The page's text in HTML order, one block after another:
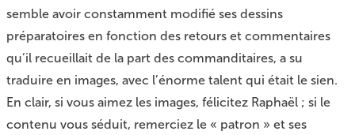
semble avoir constamment modifié ses dessins
préparatoires en fonction des retours et commentaires
qu’il recueillait de la part des commanditaires, a su
traduire en images, avec l’énorme talent qui était le sien.
En clair, si vous aimez les images, félicitez Raphaël ; si le
contenu vous séduit, remerciez le « patron » et ses